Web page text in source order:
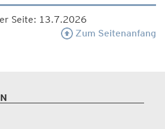
Seite: 13.7.2026
Zum Seitenanfang